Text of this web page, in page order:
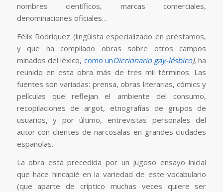
nombres científicos, marcas comerciales,
denominaciones oficiales…
Félix Rodríquez (lingüista especializado en préstamos,
y que ha compilado obras sobre otros campos
minados del léxico, como unDiccionario gay-lésbico), ha
reunido en esta obra más de tres mil términos. Las
fuentes son variadas: prensa, obras literarias, cómics y
películas que reflejan el ambiente del consumo,
recopilaciones de argot, etnografías de grupos de
usuarios, y por último, entrevistas personales del
autor con clientes de narcosalas en grandes ciudades
españolas.
La obra está precedida por un jugoso ensayo inicial
que hace hincapié en la variedad de este vocabulario
(que aparte de críptico muchas veces quiere ser